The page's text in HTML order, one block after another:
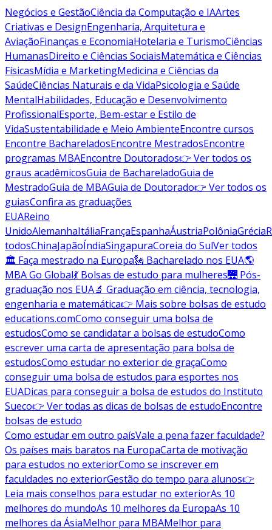
Negócios e GestãoCiência da Computação e IAArtes
Criativas e DesignEngenharia, Arquitetura e
AviaçãoFinanças e EconomiaHotelaria e TurismoCiências
HumanasDireito e Ciências SociaisMatemática e Ciências
FísicasMídia e MarketingMedicina e Ciências da
SaúdeCiências Naturais e da VidaPsicologia e Saúde
MentalHabilidades, Educação e Desenvolvimento
ProfissionalEsporte, Bem-estar e Estilo de
VidaSustentabilidade e Meio AmbienteEncontre cursos
Encontre BachareladosEncontre MestradosEncontre
programas MBAEncontre Doutorados👉 Ver todos os
graus acadêmicosGuia de BachareladoGuia de
MestradoGuia de MBAGuia de Doutorado👉 Ver todos os
guiasConfira as graduações
EUAReino
UnidoAlemanhaItáliaFrançaEspanhaÁustriaPolôniaGrécia
todosChinaJapãoÍndiaSingapuraCoreia do SulVer todos
🏛 Faça mestrado na Europa🗽 Bacharelado nos EUA🌎
MBA Go Global💃 Bolsas de estudo para mulheres🌉 Pós-
graduação nos EUA🔬 Graduação em ciência, tecnologia,
engenharia e matemática👉 Mais sobre bolsas de estudo
educations.comComo conseguir uma bolsa de
estudosComo se candidatar a bolsas de estudoComo
escrever uma carta de apresentação para bolsa de
estudosComo estudar no exterior de graçaComo
conseguir uma bolsa de estudos para esportes nos
EUADicas para conseguir a bolsa de estudos do Instituto
Sueco👉 Ver todas as dicas de bolsas de estudoEncontre
bolsas de estudo
Como estudar em outro paísVale a pena fazer faculdade?
Os países mais baratos na EuropaCarta de motivação
para estudos no exteriorComo se inscrever em
faculdades no exteriorGestão do tempo para alunos👉
Leia mais conselhos para estudar no exteriorAs 10
melhores do mundoAs 10 melhores da EuropaAs 10
melhores da ÁsiaMelhor para MBAMelhor para